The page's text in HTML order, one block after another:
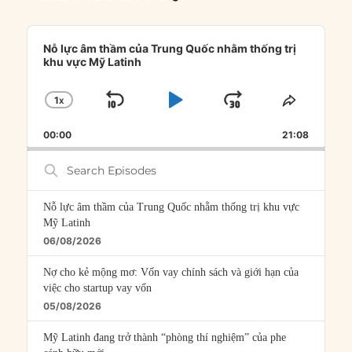
Audio
Player
Nỗ lực âm thầm của Trung Quốc nhằm thống trị
khu vực Mỹ Latinh
CHANGE
RATE
1X
SKIP
PLAYJUMP
FORWARD
SHARE
00:00 21:08
Search
Episodes
Nỗ lực âm thầm của Trung Quốc nhằm thống trị khu vực
Mỹ Latinh
06/08/2026
Nợ cho kẻ mộng mơ: Vốn vay chính sách và giới hạn của
việc cho startup vay vốn
05/08/2026
Mỹ Latinh đang trở thành “phòng thí nghiệm” của phe